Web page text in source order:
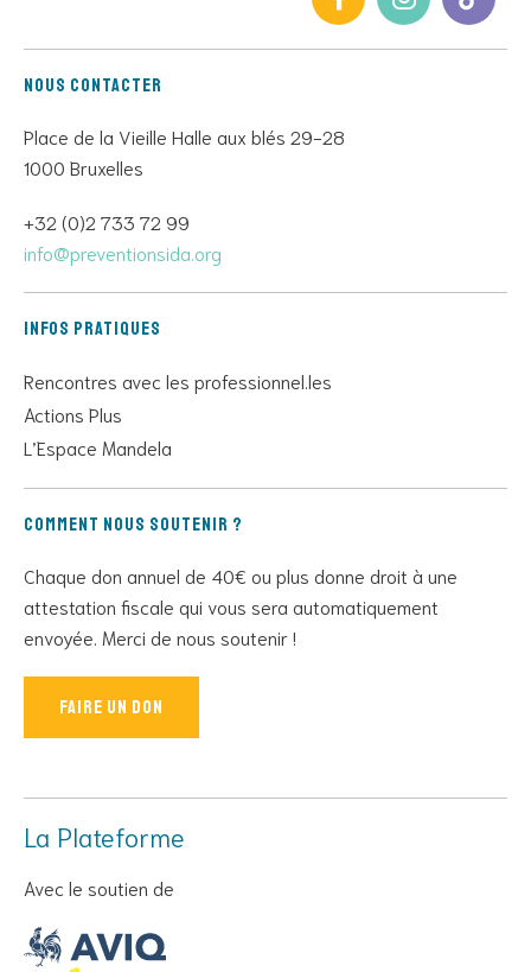
Nous contacter
Place de la Vieille Halle aux blés 29-28
1000 Bruxelles
+32 (0)2 733 72 99
info@preventionsida.org
Infos pratiques
Rencontres avec les professionnel.les
Actions Plus
L’Espace Mandela
Comment nous soutenir ?
Chaque don annuel de 40€ ou plus donne droit à une
attestation fiscale qui vous sera automatiquement
envoyée. Merci de nous soutenir !
Faire un don
La Plateforme
Avec le soutien de